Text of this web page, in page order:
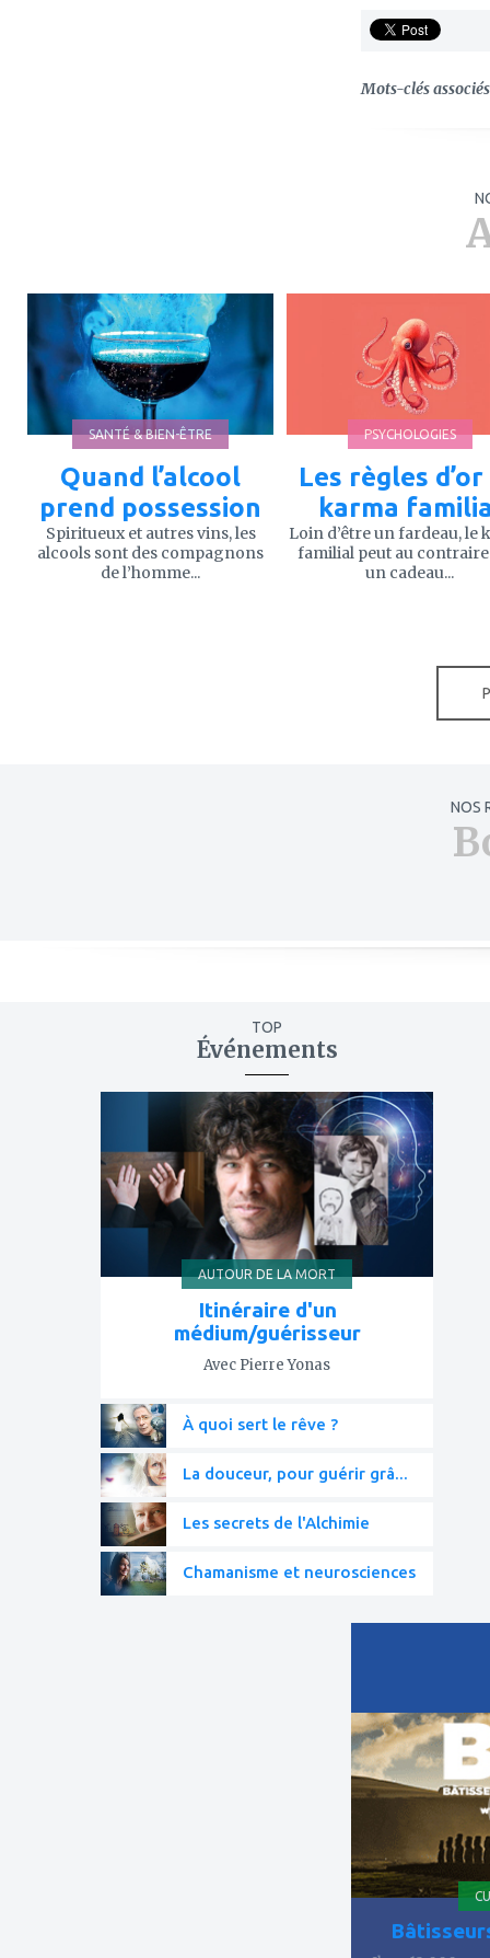
Mots-clés
à
mes
favoris
SANTÉ & BIEN-ÊTRE
Quand l’alcool
prend possession
Spiritueux et autres vins, les
alcools sont des compagnons
de l’homme...
PSYCHOLOGIES
Les règles d’or
karma
Loin d’être un fardeau, le
familial peut au
un cadeau...
NOS
TOP
Événements
AUTOUR DE LA MORT
Itinéraire d'un
médium/guérisseur
Avec Pierre Yonas
À quoi sert le rêve ?
La douceur, pour guérir grâ...
Les secrets de l'Alchimie
Chamanisme et neurosciences
à
mes
favoris